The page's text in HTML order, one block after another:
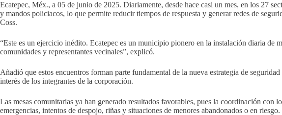
Ecatepec, Méx., a 05 de junio de 2025. Diariamente, desde hace casi un mes, en los 27
y mandos policiacos, lo que permite reducir tiempos de respuesta y generar redes de
Coss.
“Este es un ejercicio inédito. Ecatepec es un municipio pionero en la instalación diaria de
comunidades y representantes vecinales”, explicó.
Añadió que estos encuentros forman parte fundamental de la nueva estrategia de
interés de los integrantes de la corporación.
Las mesas comunitarias ya han generado resultados favorables, pues la coordinación con
emergencias, intentos de despojo, riñas y situaciones de menores abandonados o en riesgo.